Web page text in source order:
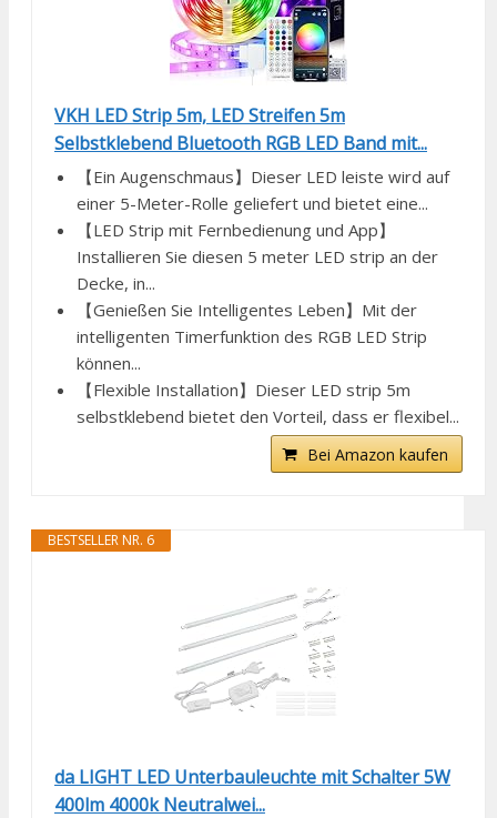
VKH LED Strip 5m, LED Streifen 5m
Selbstklebend Bluetooth RGB LED Band mit...
【Ein Augenschmaus】Dieser LED leiste wird auf
einer 5-Meter-Rolle geliefert und bietet eine...
【LED Strip mit Fernbedienung und App】
Installieren Sie diesen 5 meter LED strip an der
Decke, in...
【Genießen Sie Intelligentes Leben】Mit der
intelligenten Timerfunktion des RGB LED Strip
können...
【Flexible Installation】Dieser LED strip 5m
selbstklebend bietet den Vorteil, dass er flexibel...
Bei Amazon kaufen
BESTSELLER NR. 6
da LIGHT LED Unterbauleuchte mit Schalter 5W
400lm 4000k Neutralwei...